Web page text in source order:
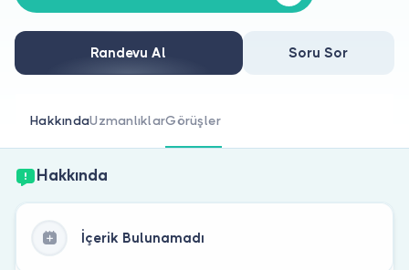
Doktor musunuz?
Randevu Al Soru Sor
HakkındaUzmanlıklarGörüşler
Hakkında
İçerik Bulunamadı